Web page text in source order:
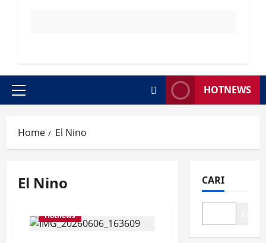
Primary
HOTNEWS
Home El Nino
El Nino
Hotnews
CARI